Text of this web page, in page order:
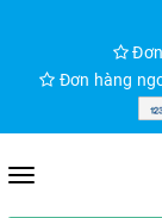
Đơn hàng